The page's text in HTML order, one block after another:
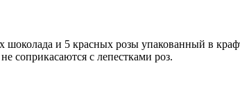
и 5 красных розы упакованный в
соприкасаются с лепестками роз.